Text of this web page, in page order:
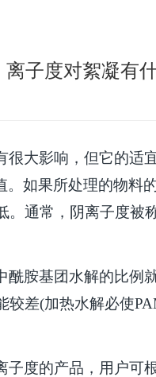
子度对絮凝有
很大影响，但它的适
如果所处理的物料
。通常，阴离子度被
酰胺基团水解的比例
较差(加热水解必使
子度的产品，用户可